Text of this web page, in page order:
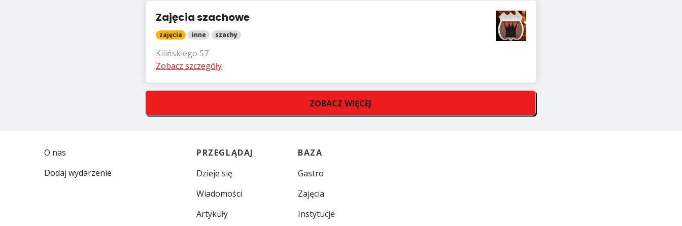
Zajęcia szachowe
zajęcia inne szachy
Kilińskiego 57
Zobacz szczegóły
ZOBACZ WIĘCEJ
O nas
Dodaj wydarzenie
PRZEGLĄDAJ
Dzieje się
Wiadomości
Artykuły
BAZA
Gastro
Zajęcia
Instytucje